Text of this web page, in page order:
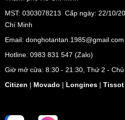
MST: 0303078213 Cấp ngày: 22/10/
Chí Minh
Email: donghotantan.1985@gmail.com
Hotline: 0983 831 547 (Zalo)
Giờ mở cửa: 8:30 - 21:30, Thứ 2 -
Citizen | Movado | Longines | Tissot